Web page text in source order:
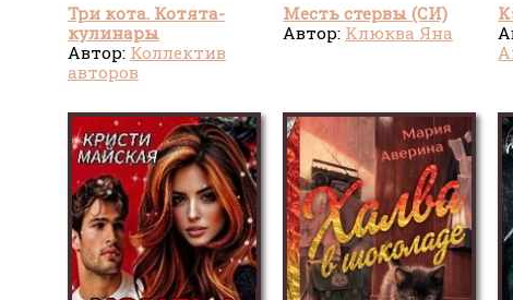
Три кота. Котята-
кулинары
Автор: Коллектив
авторов
Месть стервы (СИ)
Автор: Клюква Яна